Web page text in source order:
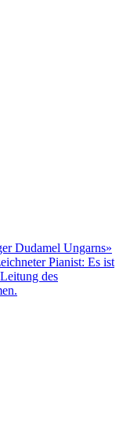
Dudamel Ungarns»
Pianist: Es ist
des